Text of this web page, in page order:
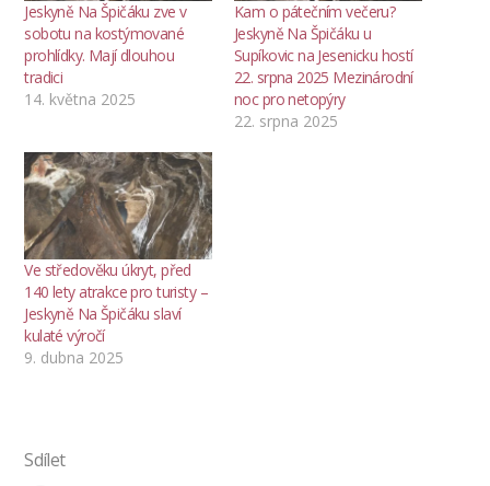
Jeskyně Na Špičáku zve v
sobotu na kostýmované
prohlídky. Mají dlouhou
tradici
14. května 2025
Kam o pátečním večeru?
Jeskyně Na Špičáku u
Supíkovic na Jesenicku hostí
22. srpna 2025 Mezinárodní
noc pro netopýry
22. srpna 2025
Ve středověku úkryt, před
140 lety atrakce pro turisty –
Jeskyně Na Špičáku slaví
kulaté výročí
9. dubna 2025
Sdílet